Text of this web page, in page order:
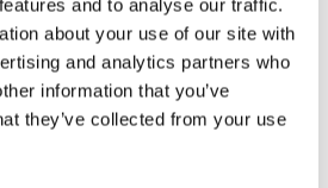
and to analyse our traffic.
about your use of our site with
and analytics partners who
information that you’ve
they’ve collected from your use
Náhrdelník s diamantmi Starlit
Zodiac Gemini